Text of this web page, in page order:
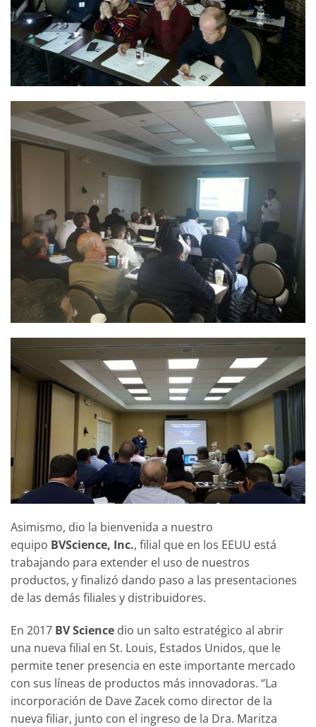
Asimismo, dio la bienvenida a nuestro
equipo BVScience, Inc., filial que en los EEUU está
trabajando para extender el uso de nuestros
productos, y finalizó dando paso a las presentaciones
de las demás filiales y distribuidores.
En 2017 BV Science dio un salto estratégico al abrir
una nueva filial en St. Louis, Estados Unidos, que le
permite tener presencia en este importante mercado
con sus líneas de productos más innovadoras. “La
incorporación de Dave Zacek como director de la
nueva filiar, junto con el ingreso de la Dra. Maritza